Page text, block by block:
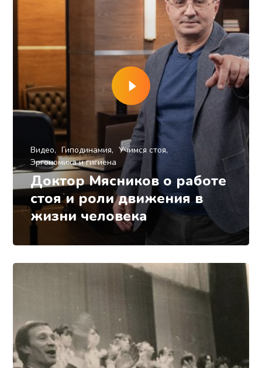
Видео Гиподинамия
Учимся стоя
Эргономика и гигиена
Доктор Мясников о работе
стоя и роли движения в
жизни человека